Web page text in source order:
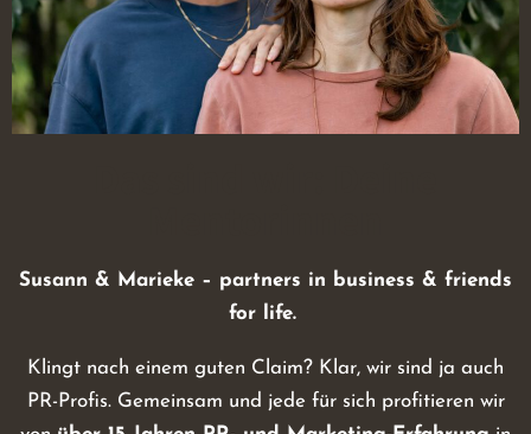
Susann & Marieke – partners in business & friends
for life.
Klingt nach einem guten Claim? Klar, wir sind ja auch
PR-Profis. Gemeinsam und jede für sich profitieren wir